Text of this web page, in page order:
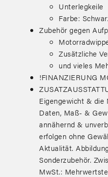
Unterlegkeile
Farbe:
Zubehör gegen
Zusätzliche
und vieles
!FINANZIERUNG
Eigengewicht & die
Daten, Maß- &
annähernd &
erfolgen ohne
Aktualität.
Sonderzubehör.
MwSt.: